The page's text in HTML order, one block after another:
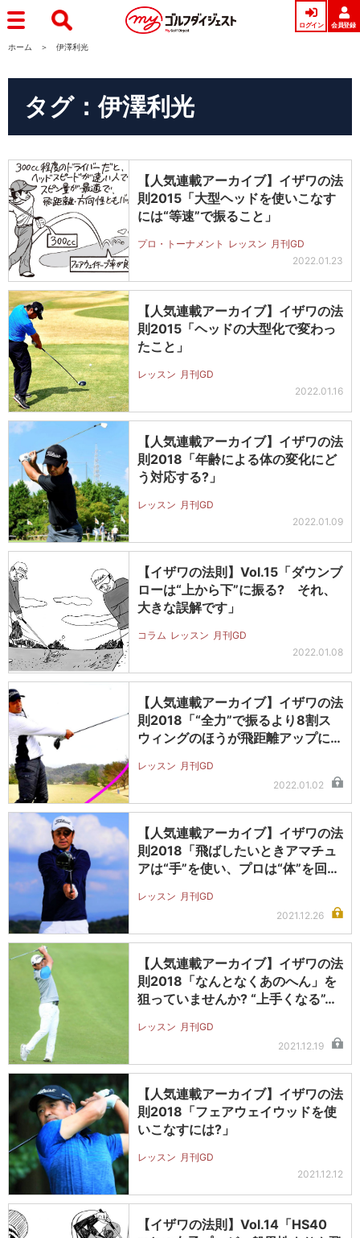
ログイン 会員登録
ホーム 伊澤利光
タグ：伊澤利光
【人気連載アーカイブ】イザワの法
則2015「大型ヘッドを使いこなす
には“等速”で振ること」
プロ・トーナメント レッスン 月刊GD
2022.01.23
【人気連載アーカイブ】イザワの法
則2015「ヘッドの大型化で変わっ
たこと」
レッスン 月刊GD
2022.01.16
【人気連載アーカイブ】イザワの法
則2018「年齢による体の変化にど
う対応する?」
レッスン 月刊GD
2022.01.09
【イザワの法則】Vol.15「ダウンブ
ローは“上から下”に振る? それ、
大きな誤解です」
コラム レッスン 月刊GD
2022.01.08
【人気連載アーカイブ】イザワの法
則2018「“全力”で振るより8割ス
ウィングのほうが飛距離アップに
レッスン 月刊GD
2022.01.02
【人気連載アーカイブ】イザワの法
則2018「飛ばしたいときアマチュ
アは“手”を使い、プロは“体”を回…
レッスン 月刊GD
2021.12.26
【人気連載アーカイブ】イザワの法
則2018「なんとなくあのへん」を
狙っていませんか? “上手くなる”…
レッスン 月刊GD
2021.12.19
【人気連載アーカイブ】イザワの法
則2018「フェアウェイウッドを使
いこなすには?」
レッスン 月刊GD
2021.12.12
【イザワの法則】Vol.14「HS40